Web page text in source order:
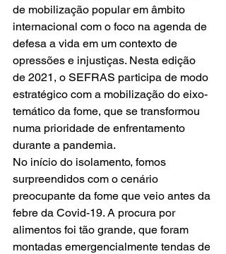
de mobilização popular em âmbito
internacional com o foco na agenda de
defesa a vida em um contexto de
opressões e injustiças. Nesta edição
de 2021, o SEFRAS participa de modo
estratégico com a mobilização do eixo-
temático da fome, que se transformou
numa prioridade de enfrentamento
durante a pandemia.
No início do isolamento, fomos
surpreendidos com o cenário
preocupante da fome que veio antes da
febre da Covid-19. A procura por
alimentos foi tão grande, que foram
montadas emergencialmente tendas de